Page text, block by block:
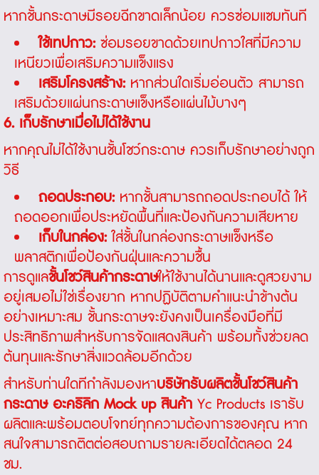
หากชั้นกระดาษมีรอยฉีกขาดเล็กน้อย ควรซ่อมแซมทันที
ใช้เทปกาว:ซ่อมรอยขาดด้วยเทปกาวใสที่มีความ
เหนียวเพื่อเสริมความแข็งแรง
เสริมโครงสร้าง:หากส่วนใดเริ่มอ่อนตัว สามารถ
เสริมด้วยแผ่นกระดาษแข็งหรือแผ่นไม้บางๆ
6. เก็บรักษาเมื่อไม่ได้ใช้งาน
หากคุณไม่ได้ใช้งานชั้นโชว์กระดาษ ควรเก็บรักษาอย่างถูก
วิธี
ถอดประกอบ:หากชั้นสามารถถอดประกอบได้ ให้
ถอดออกเพื่อประหยัดพื้นที่และป้องกันความเสียหาย
เก็บในกล่อง:ใส่ชั้นในกล่องกระดาษแข็งหรือ
พลาสติกเพื่อป้องกันฝุ่นและความชื้น
การดูแลชั้นโชว์สินค้ากระดาษให้ใช้งานได้นานและดูสวยงาม
อยู่เสมอไม่ใช่เรื่องยาก หากปฏิบัติตามคำแนะนำข้างต้น
อย่างเหมาะสม ชั้นกระดาษจะยังคงเป็นเครื่องมือที่มี
ประสิทธิภาพสำหรับการจัดแสดงสินค้า พร้อมทั้งช่วยลด
ต้นทุนและรักษาสิ่งแวดล้อมอีกด้วย
สำหรับท่านใดทีกำลังมองหาบริษัทรับผลิตชั้นโชว์สินค้า
กระดาษ อะคริลิก Mock up สินค้าYc Products เรารับ
ผลิตและพร้อมตอบโจทย์ทุกความต้องการของคุณ หาก
สนใจสามารถติตต่อสอบถามรายละเอียดได้ตลอด 24
ชม.